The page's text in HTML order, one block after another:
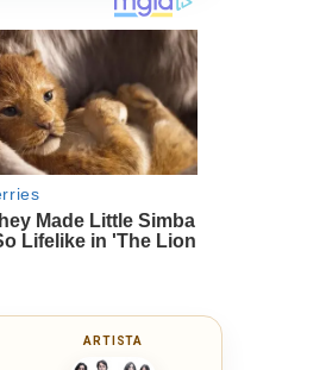
ARTISTA